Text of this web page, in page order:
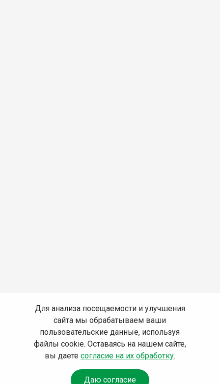
Для анализа посещаемости и улучшения
сайта мы обрабатываем ваши
пользовательские данные, используя
файлы cookie. Оставаясь на нашем сайте,
вы даете согласие на их обработку.
Даю согласие